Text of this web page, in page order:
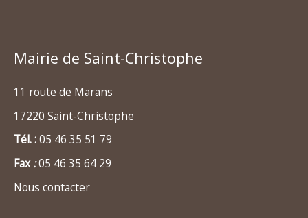
Mairie de Saint-Christophe
11 route de Marans
17220 Saint-Christophe
Tél. :05 46 35 51 79
Fax:05 46 35 64 29
Nous contacter